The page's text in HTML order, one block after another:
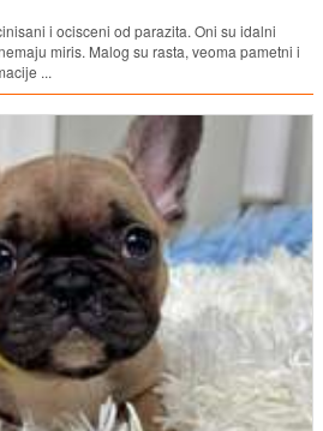
i ocisceni od parazita. Oni su idalni
miris. Malog su rasta, veoma pametni i
...